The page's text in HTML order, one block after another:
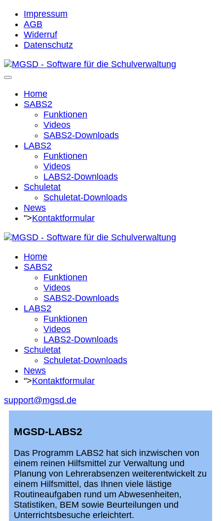
Impressum
AGB
Widerruf
Datenschutz
Home
SABS2
Funktionen
Videos
SABS2-Downloads
LABS2
Funktionen
Videos
LABS2-Downloads
Schuletat
Schuletat-Downloads
News
">Kontaktformular
Home
SABS2
Funktionen
Videos
SABS2-Downloads
LABS2
Funktionen
Videos
LABS2-Downloads
Schuletat
Schuletat-Downloads
News
">Kontaktformular
support@mgsd.de
MGSD-LABS2
Das Programm LABS2 hat sich inzwischen von
einem reinen Hilfsmittel zur Verwaltung und
Planung von Lehrerabsenzen weiterentwickelt zu
einem Hilfsmittel, das Ihnen viele lästige
Routineaufgaben rund um Abwesenheiten,
Statistiken, BEM sowie Beurteilungen und
Unterrichtsbesuche erleichtert.